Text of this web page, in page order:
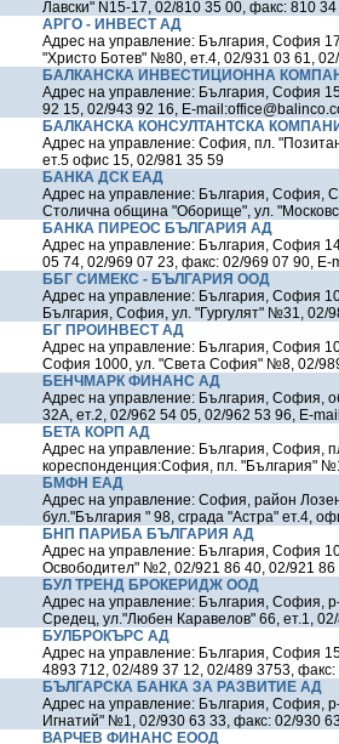
Лавски" N15-17, 02/810 35 00, факс: 810
АРГО - ИНВЕСТ АД
Адрес на управление: България, София
"Христо Ботев" №80, ет.4, 02/931 03 61,
БАЛКАНСКА ИНВЕСТИЦИОННА
Адрес на управление: България, София
92 15, 02/943 92 16, E-
БАЛКАНСКА КОНСУЛТАНТСКА
Адрес на управление: София, пл.
ет.5 офис 15, 02/981 35 59
БАНКА ДСК ЕАД
Адрес на управление: България, София,
Столична община "Оборище", ул.
БАНКА ПИРЕОС БЪЛГАРИЯ АД
Адрес на управление: България, София
05 74, 02/969 07 23, факс: 02/969 07 90,
ББГ СИМЕКС - БЪЛГАРИЯ ООД
Адрес на управление: България, София
България, София, ул. "Гургулят" №31, 02/
БГ ПРОИНВЕСТ АД
Адрес на управление: България, София
София 1000, ул. "Света София" №8, 02/
БЕНЧМАРК ФИНАНС АД
Адрес на управление: България, София,
32А, ет.2, 02/962 54 05, 02/962 53 96, E-
БЕТА КОРП АД
Адрес на управление: България, София,
кореспонденция:София, пл. "България"
БМФН ЕАД
Адрес на управление: София, район
бул."България " 98, сграда "Астра" ет.4,
БНП ПАРИБА БЪЛГАРИЯ АД
Адрес на управление: България, София
Освободител" №2, 02/921 86 40, 02/921
БУЛ ТРЕНД БРОКЕРИДЖ ООД
Адрес на управление: България, София,
Средец, ул."Любен Каравелов" 66, ет.1,
БУЛБРОКЪРС АД
Адрес на управление: България, София
4893 712, 02/489 37 12, 02/489 3753,
БЪЛГАРСКА БАНКА ЗА РАЗВИТИЕ АД
Адрес на управление: България, София,
Игнатий" №1, 02/930 63 33, факс: 02/930
ВАРЧЕВ ФИНАНС ЕООД